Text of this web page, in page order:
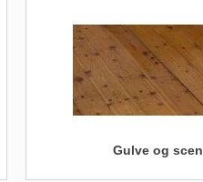
Gulve og